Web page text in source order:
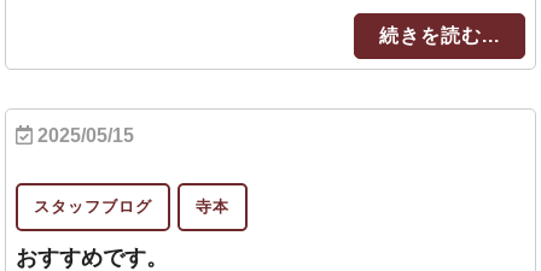
続きを読む...
2025/05/15
スタッフブログ 寺本
おすすめです。